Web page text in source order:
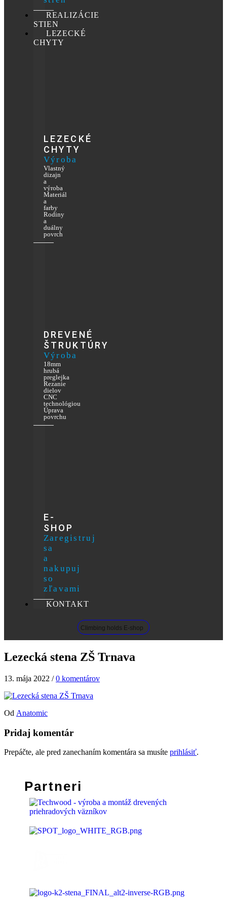
REALIZÁCIE
STIEN
LEZECKÉ
CHYTY
LEZECKÉ
CHYTY
Výroba
Vlastný
dizajn
a
výroba
Materiál
a
farby
Rodiny
a
duálny
povrch
DREVENÉ
ŠTRUKTÚRY
Výroba
18mm
hrubá
preglejka
Rezanie
dielov
CNC
technológiou
Úprava
povrchu
E-
SHOP
Zaregistruj
sa
a
nakupuj
so
zľavami
KONTAKT
Climbing holds E-shop
Lezecká stena ZŠ Trnava
13. mája 2022 / 0 komentárov
Od Anatomic
Pridaj komentár
Prepáčte, ale pred zanechaním komentára sa musíte prihlásiť.
Partneri